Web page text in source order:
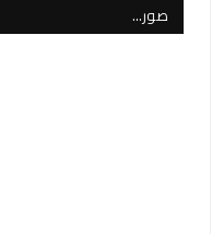
صور…